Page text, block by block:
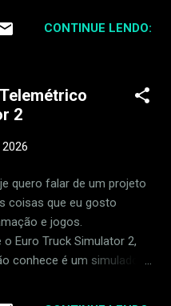
do projeto no
a serem
quem está chegando
completa de
precisava
Depois surgiu a ideia de
um modelo
um controle importado
CONTINUE LENDO:
2
quero falar de um projeto
coisas que eu gosto
e jogos.
Euro Truck Simulator 2,
conhece é um simulador